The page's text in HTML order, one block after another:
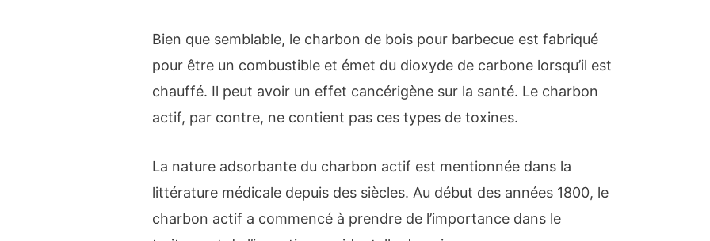
Bien que semblable, le charbon de bois pour barbecue est fabriqué
pour être un combustible et émet du dioxyde de carbone lorsqu’il est
chauffé. Il peut avoir un effet cancérigène sur la santé. Le charbon
actif, par contre, ne contient pas ces types de toxines.
La nature adsorbante du charbon actif est mentionnée dans la
littérature médicale depuis des siècles. Au début des années 1800, le
charbon actif a commencé à prendre de l’importance dans le